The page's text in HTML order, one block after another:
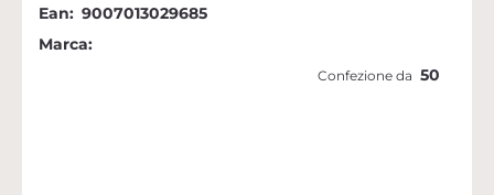
Ean: 9007013029685
Marca:
Confezione da 50